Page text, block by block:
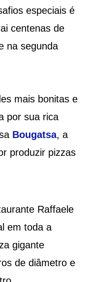
especiais é
centenas de
na segunda
mais bonitas e
por sua rica
Bougatsa, a
produzir pizzas
Raffaele
em toda a
gigante
de diâmetro e